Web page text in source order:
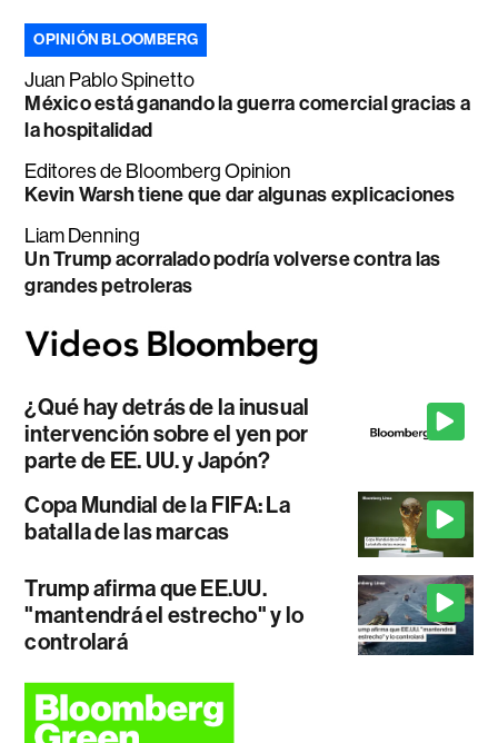
OPINIÓN BLOOMBERG
Juan Pablo Spinetto
México está ganando la guerra comercial gracias a
la hospitalidad
Editores de Bloomberg Opinion
Kevin Warsh tiene que dar algunas explicaciones
Liam Denning
Un Trump acorralado podría volverse contra las
grandes petroleras
¿Qué hay detrás de la inusual
intervención sobre el yen por
parte de EE. UU. y Japón?
Copa Mundial de la FIFA: La
batalla de las marcas
Trump afirma que EE.UU.
"mantendrá el estrecho" y lo
controlará